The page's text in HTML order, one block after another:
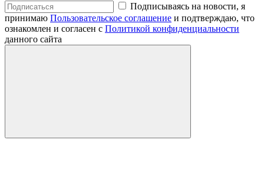
Подписываясь на новости, я
принимаю Пользовательское соглашение и подтверждаю, что
ознакомлен и согласен с Политикой конфиденциальности
данного сайта